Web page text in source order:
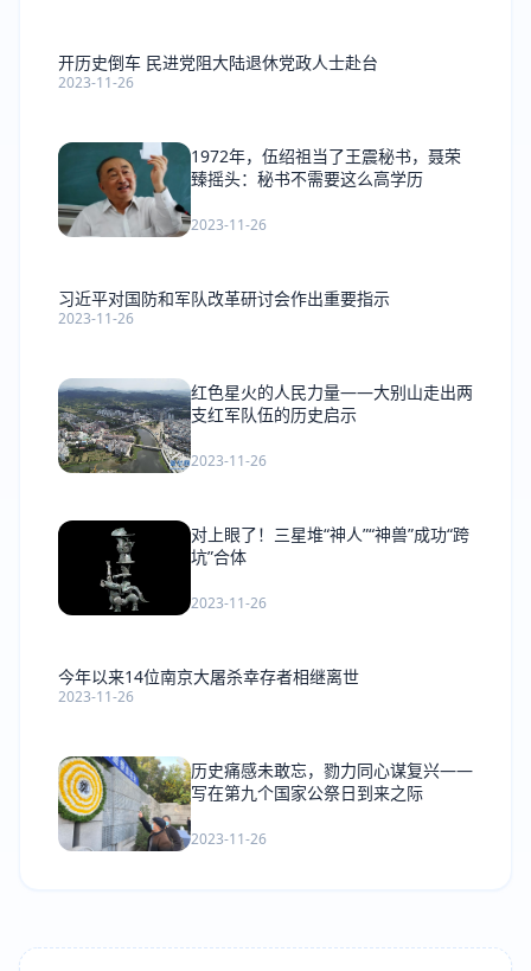
开历史倒车 民进党阻大陆退休党政人士赴台
2023-11-26
1972年，伍绍祖当了王震秘书，聂荣
臻摇头：秘书不需要这么高学历
2023-11-26
习近平对国防和军队改革研讨会作出重要指示
2023-11-26
红色星火的人民力量——大别山走出两
支红军队伍的历史启示
2023-11-26
对上眼了！三星堆“神人”“神兽”成功“跨
坑”合体
2023-11-26
今年以来14位南京大屠杀幸存者相继离世
2023-11-26
历史痛感未敢忘，勠力同心谋复兴——
写在第九个国家公祭日到来之际
2023-11-26